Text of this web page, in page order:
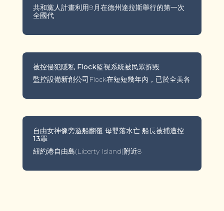
共和黨人計畫利用9月在德州達拉斯舉行的第一次
全國代
被控侵犯隱私 Flock監視系統被民眾拆毀
監控設備新創公司Flock在短短幾年內，已於全美各
自由女神像旁遊船翻覆 母嬰落水亡 船長被捕遭控
13罪
紐約港自由島(Liberty Island)附近8